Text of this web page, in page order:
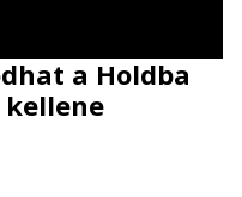
a Holdba
kellene